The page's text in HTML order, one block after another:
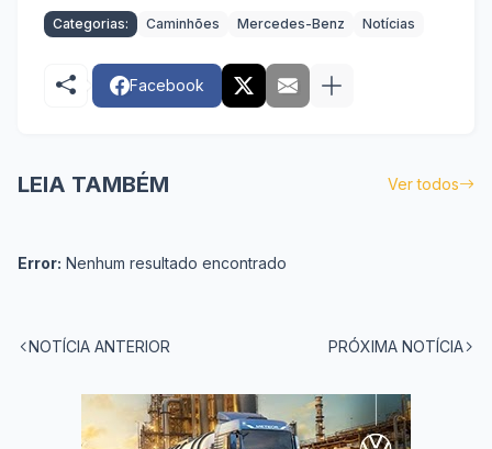
Categorias: Caminhões Mercedes-Benz Notícias
Facebook
LEIA TAMBÉM Ver todos
Error: Nenhum resultado encontrado
NOTÍCIA ANTERIOR PRÓXIMA NOTÍCIA